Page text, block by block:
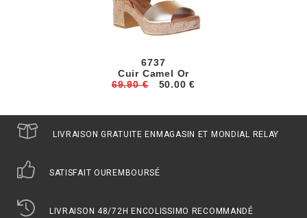
6737
Cuir Camel Or
69.90 €
50.00 €
LIVRAISON GRATUITE ENMAGASIN ET MONDIAL RELAY
SATISFAIT OUREMBOURSÉ
LIVRAISON 48/72H ENCOLISSIMO RECOMMANDÉ